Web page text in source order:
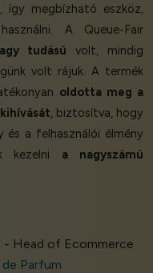
így megbízható eszköz,
A Queue-Fair
tudású volt, mindig
volt rájuk. A termék
oldotta meg a
kihívását, biztosítva, hogy
és a felhasználói élmény
kezelni a nagyszámú
- Head of Ecommerce
Parfum